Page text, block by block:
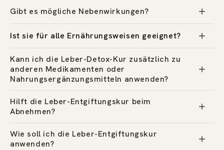
Gibt es mögliche Nebenwirkungen?
Ist sie für alle Ernährungsweisen geeignet?
Kann ich die Leber-Detox-Kur zusätzlich zu
anderen Medikamenten oder
Nahrungsergänzungsmitteln anwenden?
Hilft die Leber-Entgiftungskur beim
Abnehmen?
Wie soll ich die Leber-Entgiftungskur
anwenden?